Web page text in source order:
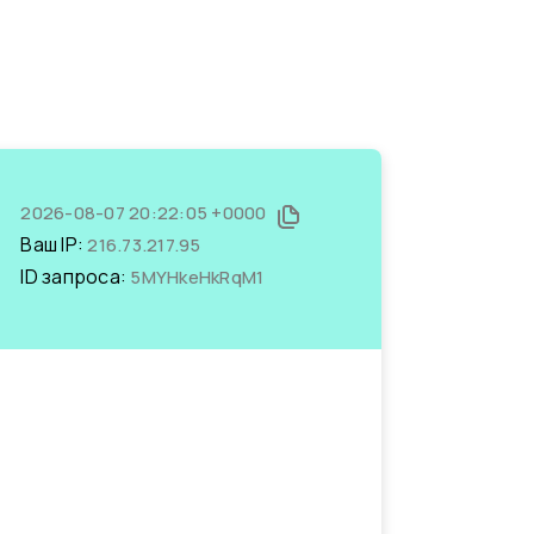
2026-08-07 20:22:05 +0000
Ваш IP:216.73.217.95
ID запроса: 5MYHkeHkRqM1